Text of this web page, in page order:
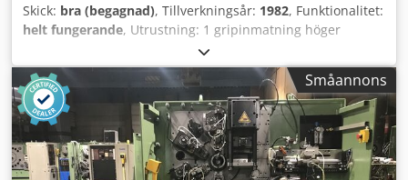
Skick: bra (begagnad), Tillverkningsår: 1982, Funktionalitet:
helt fungerande, Utrustning: 1 gripinmatning höger
Dedpfx Aon E N Ndekwock 1 tvåpunkts excenterpress 90
kN 3 normala slidaggregat 1 smalt slidaggregat 1 styrvåg
Arbetsområde: Trådtjocklek: 0,5 - 4,0 mm Bandbredd: upp
till 60 mm Inmatningslängd: upp till 270 mm Kapacitet:
upp till 350/min
Småannons